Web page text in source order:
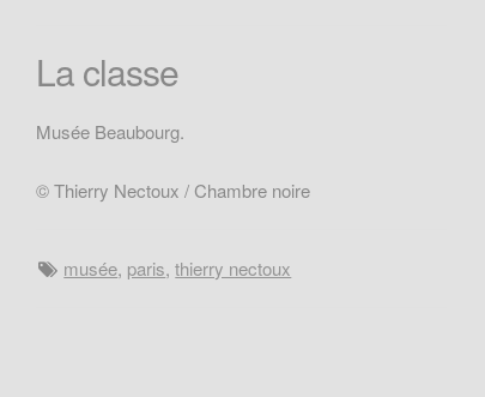
La classe
Musée Beaubourg.
© Thierry Nectoux / Chambre noire
musée, paris,thierry nectoux